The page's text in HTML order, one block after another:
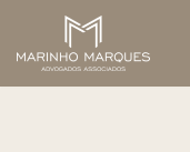
Pular
para